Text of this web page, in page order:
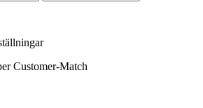
Customer-Match